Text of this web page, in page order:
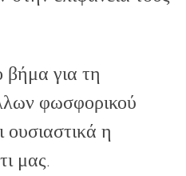
βήμα για τη
φωσφορικού
ουσιαστικά η
μας.